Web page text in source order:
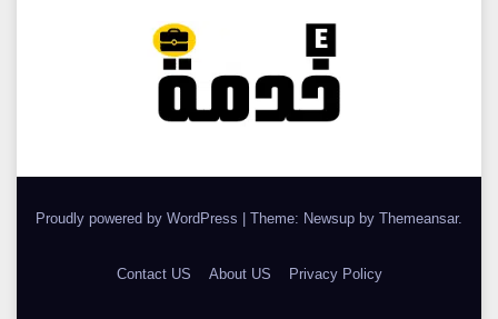
Proudly powered by WordPress Theme: Newsup by Themeansar.
Contact US About US Privacy Policy